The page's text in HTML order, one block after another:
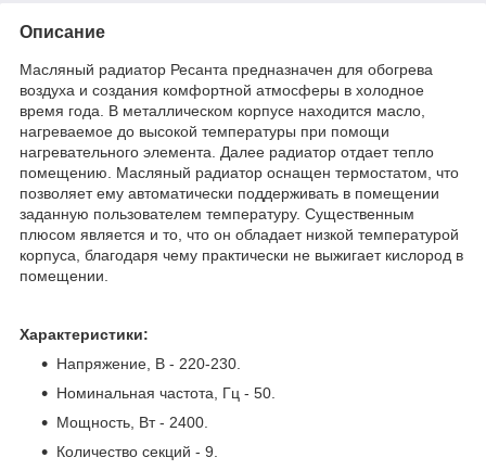
Описание
Масляный радиатор Ресанта предназначен для обогрева
воздуха и создания комфортной атмосферы в холодное
время года. В металлическом корпусе находится масло,
нагреваемое до высокой температуры при помощи
нагревательного элемента. Далее радиатор отдает тепло
помещению. Масляный радиатор оснащен термостатом, что
позволяет ему автоматически поддерживать в помещении
заданную пользователем температуру. Существенным
плюсом является и то, что он обладает низкой температурой
корпуса, благодаря чему практически не выжигает кислород в
помещении.
Характеристики:
Напряжение, В - 220-230.
Номинальная частота, Гц - 50.
Мощность, Вт - 2400.
Количество секций - 9.